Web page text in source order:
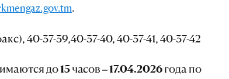
.
40-37-39,40-37-40, 40-37-41, 40-37-42
до 15 часов – 17.04.2026 года по